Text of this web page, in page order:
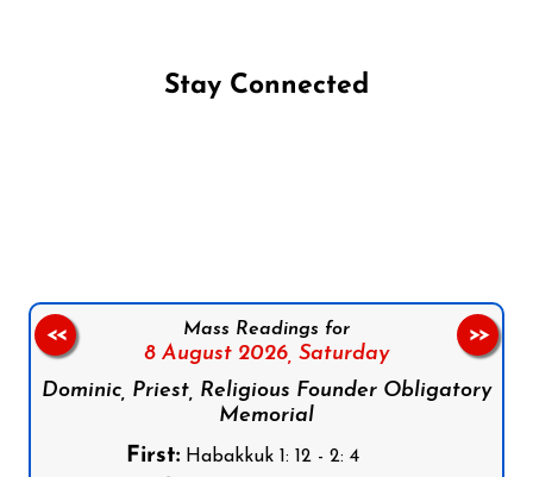
Stay Connected
Mass Readings for
8 August 2026, Saturday
Dominic, Priest, Religious Founder Obligatory
Memorial
First:Habakkuk 1: 12 - 2: 4
<< >>